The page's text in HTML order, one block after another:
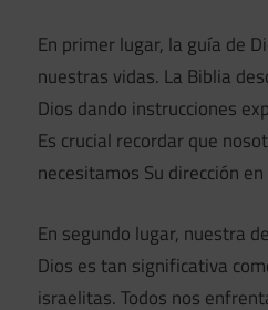
En primer lugar, la guía de
nuestras vidas. La Biblia
Dios dando instrucciones
Es crucial recordar que
necesitamos Su dirección
En segundo lugar, nuestra
Dios es tan significativa
israelitas. Todos nos